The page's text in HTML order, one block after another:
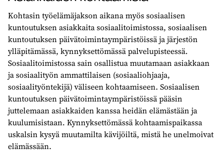
Kohtasin työelämäjakson aikana myös sosiaalisen
kuntoutuksen asiakkaita sosiaalitoimistossa, sosiaalisen
kuntoutuksen päivätoimintaympäristöissä ja järjestön
ylläpitämässä, kynnyksettömässä palvelupisteessä.
Sosiaalitoimistossa sain osallistua muutamaan asiakkaan
ja sosiaalityön ammattilaisen (sosiaaliohjaaja,
sosiaalityöntekijä) väliseen kohtaamiseen. Sosiaalisen
kuntoutuksen päivätoimintaympäristöissä pääsin
juttelemaan asiakkaiden kanssa heidän elämästään ja
kuulumisistaan. Kynnyksettömässä kohtaamispaikassa
uskalsin kysyä muutamilta kävijöiltä, mistä he unelmoivat
elämässään.